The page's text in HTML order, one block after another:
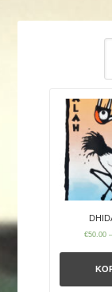
€50.00–